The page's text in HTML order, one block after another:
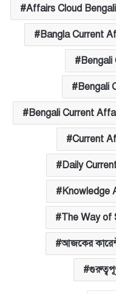
Affairs Cloud
Bangla Current
Bengali
Bengali
Bengali Current
Current
Daily
Knowledge
The Way of
আজকের